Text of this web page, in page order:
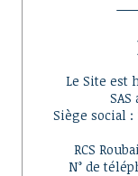
Le Site est
Siège social :
RCS
N° de